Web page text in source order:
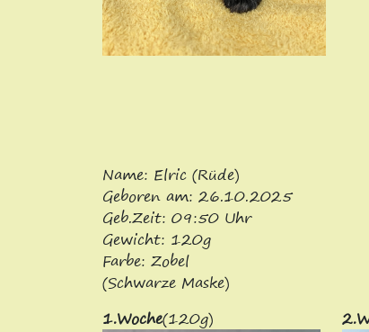
Name: Elric (Rüde)
Geboren am: 26.10.2025
Geb.Zeit: 09:50 Uhr
Gewicht: 120g
Farbe: Zobel
(Schwarze Maske)
1.Woche(120g)